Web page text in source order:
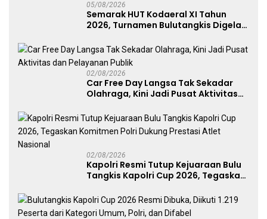
05/08/2026
Semarak HUT Kodaeral XI Tahun
2026, Turnamen Bulutangkis Digelar
Perkuat Soliditas Prajurit
02/08/2026
Car Free Day Langsa Tak Sekadar
Olahraga, Kini Jadi Pusat Aktivitas
02/08/2026
Kapolri Resmi Tutup Kejuaraan Bulu
Tangkis Kapolri Cup 2026, Tegaskan
Atlet Nasional